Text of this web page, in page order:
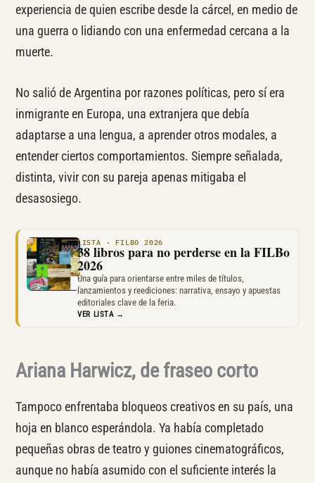
experiencia de quien escribe desde la cárcel, en medio de
una guerra o lidiando con una enfermedad cercana a la
muerte.
No salió de Argentina por razones políticas, pero sí era
inmigrante en Europa, una extranjera que debía
adaptarse a una lengua, a aprender otros modales, a
entender ciertos comportamientos. Siempre señalada,
distinta, vivir con su pareja apenas mitigaba el
desasosiego.
LISTA · FILBO 2026
38 libros para no perderse en la FILBo
2026
Una guía para orientarse entre miles de títulos,
lanzamientos y reediciones: narrativa, ensayo y apuestas
editoriales clave de la feria.
VER LISTA →
Ariana Harwicz, de fraseo corto
Tampoco enfrentaba bloqueos creativos en su país, una
hoja en blanco esperándola. Ya había completado
pequeñas obras de teatro y guiones cinematográficos,
aunque no había asumido con el suficiente interés la